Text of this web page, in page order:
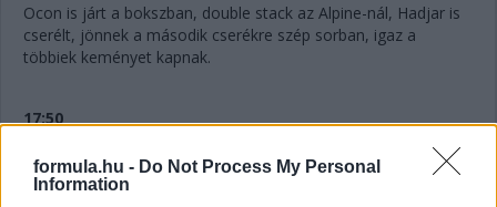
formula.hu - Do Not Process My Personal
Information
Ocon is járt a bokszban, double stack az Alpine-nál, Hadjar is
cserélt, jönnek a második cserékre szép sorban, igaz a
többiek keményet kapnak.
17:50
Na ezt nem láttuk jönni, ahogy az angol mondja. Antonelli
féltáv előttLÁGYAKATkap. Azaz három cserét tervez a
Mercedes.